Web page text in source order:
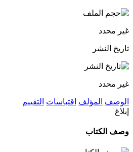
غير محدد
تاريخ النشر
غير محدد
الوصف المؤلف اقتباسات التقييم
إبلاغ
وصف الكتاب